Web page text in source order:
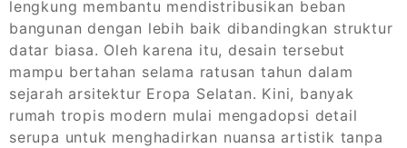
lengkung membantu mendistribusikan beban
bangunan dengan lebih baik dibandingkan struktur
datar biasa. Oleh karena itu, desain tersebut
mampu bertahan selama ratusan tahun dalam
sejarah arsitektur Eropa Selatan. Kini, banyak
rumah tropis modern mulai mengadopsi detail
serupa untuk menghadirkan nuansa artistik tanpa